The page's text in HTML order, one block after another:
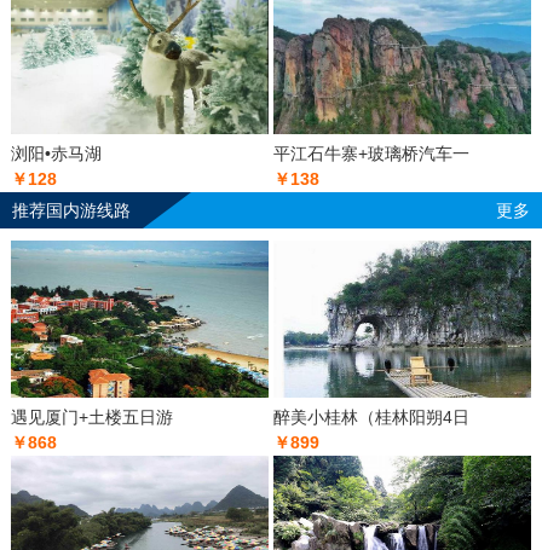
浏阳•赤马湖
￥128
平江石牛寨+玻璃桥汽车一
￥138
推荐国内游线路
更多
遇见厦门+土楼五日游
￥868
醉美小桂林（桂林阳朔4日
￥899